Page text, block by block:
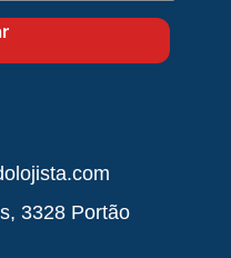
3328 Portão